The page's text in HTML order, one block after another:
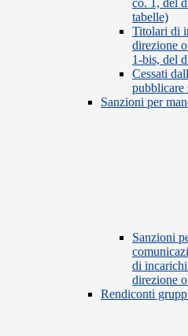
co. 1, del
tabelle)
Titolari di
direzione
1-bis, del
Cessati
pubblicare
Sanzioni per
Sanzioni
di
direzione
Rendiconti